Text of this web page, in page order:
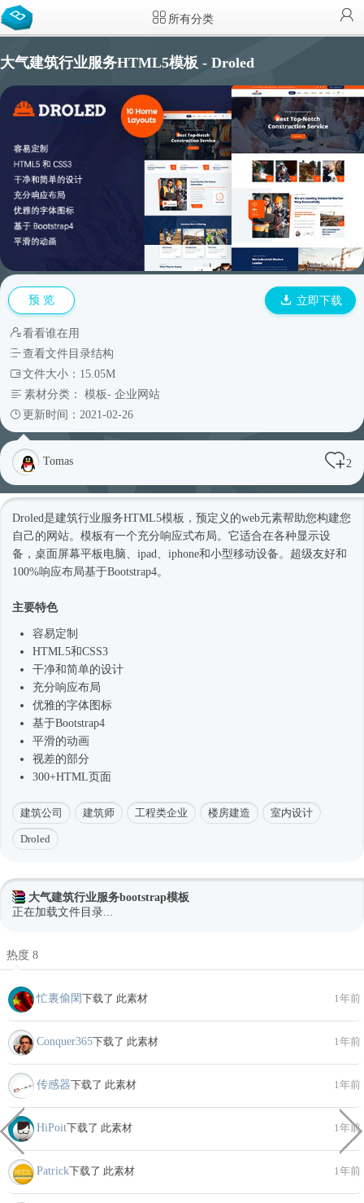
所有分类
大气建筑行业服务HTML5模板 - Droled
预 览 立即下载
看看谁在用
查看文件目录结构
文件大小：15.05M
素材分类： 模板- 企业网站
更新时间：2021-02-26
Tomas 2
Droled是建筑行业服务HTML5模板 ，预定义的web元素帮助您构建您
自己的网站。模板有一个充分响应式布局。它适合在各种显示设
备，桌面屏幕平板电脑、ipad、iphone和小型移动设备。超级友好和
100%响应布局基于Bootstrap4。
主要特色
容易定制
HTML5和CSS3
干净和简单的设计
充分响应布局
优雅的字体图标
基于Bootstrap4
平滑的动画
视差的部分
300+HTML页面
建筑公司 建筑师 工程类企业 楼房建造 室内设计
Droled
大气建筑行业服务bootstrap模板
正在加载文件目录...
热度 8
忙裏偷閑下载了 此素材 1年前
Conquer365下载了 此素材 1年前
传感器下载了 此素材 1年前
HiPoit下载了 此素材 1年前
Patrick下载了 此素材 1年前